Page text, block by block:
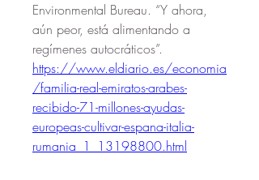
Environmental Bureau. “Y ahora,
aún peor, está alimentando a
regímenes autocráticos”.
https://www.eldiario.es/economia
/familia-real-emiratos-arabes-
recibido-71-millones-ayudas-
europeas-cultivar-espana-italia-
rumania_1_13198800.html